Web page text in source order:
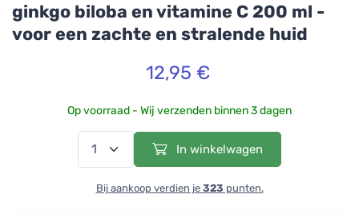
ginkgo biloba en vitamine C 200 ml -
voor een zachte en stralende huid
12,95 €
Op voorraad - Wij verzenden binnen 3 dagen
In winkelwagen
Bij aankoop verdien je 323 punten.